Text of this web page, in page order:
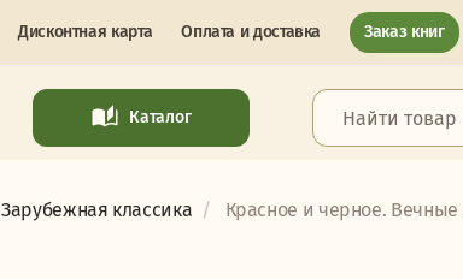
Дисконтная карта Оплата и доставка Заказ книг
Каталог
Зарубежная классика Красное и черное. Вечные